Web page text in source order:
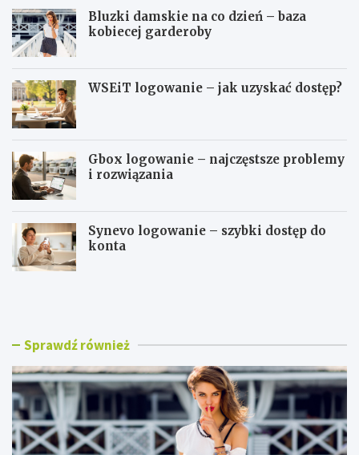
Bluzki damskie na co dzień – baza
kobiecej garderoby
WSEiT logowanie – jak uzyskać dostęp?
Gbox logowanie – najczęstsze problemy
i rozwiązania
Synevo logowanie – szybki dostęp do
konta
B
i
a
m
s
k
i
W
l
g
o
w
a
n
Sprawdź również